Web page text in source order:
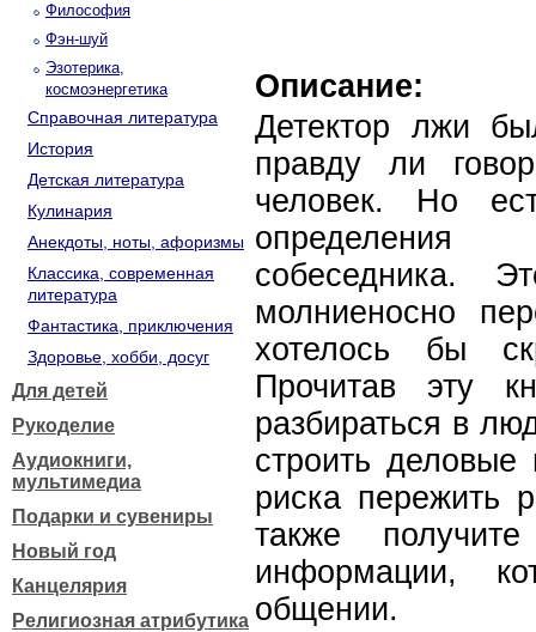
Философия
Фэн-шуй
Эзотерика,
космоэнергетика
Справочная литература
История
Детская литература
Кулинария
Анекдоты, ноты, афоризмы
Классика, современная
литература
Фантастика, приключения
Здоровье, хобби, досуг
Для детей
Рукоделие
Аудиокниги,
мультимедиа
Подарки и сувениры
Новый год
Канцелярия
Религиозная атрибутика
Описание:
Детектор лжи
правду ли
человек. Но
собеседника.
молниеносно
хотелось бы
Прочитав эту
разбираться в
строить
риска пережить
также
информации,
общении.